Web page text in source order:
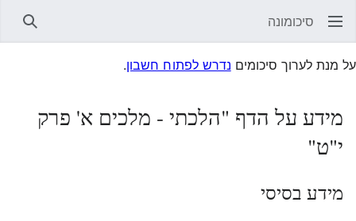
סיכומונה
על מנת לערוך סיכומים נדרש לפתוח חשבון.
מידע על הדף "הלכתי - מלכים א' פרק
י"ט"
מידע בסיסי